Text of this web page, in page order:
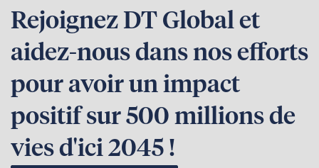
Rejoignez DT Global et
aidez-nous dans nos efforts
pour avoir un impact
positif sur 500 millions de
vies d'ici 2045 !